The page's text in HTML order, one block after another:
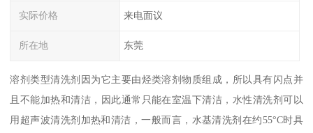
实际价格 来电面议
所在地 东莞
溶剂类型清洗剂因为它主要由烃类溶剂物质组成，所以具有闪点并
且不能加热和清洁，因此通常只能在室温下清洁，水性清洗剂可以
用超声波清洗剂加热和清洁，一般而言，水基清洗剂在约55°C时具